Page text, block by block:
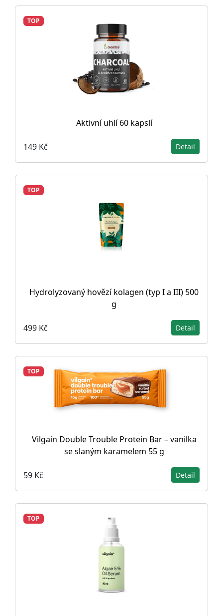
TOP
Aktivní uhlí 60 kapslí
149 Kč Detail
TOP
Hydrolyzovaný hovězí kolagen (typ I a III) 500
g
499 Kč Detail
TOP
Vilgain Double Trouble Protein Bar – vanilka
se slaným karamelem 55 g
59 Kč Detail
TOP